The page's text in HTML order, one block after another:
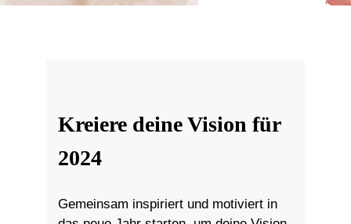
Kreiere deine Vision für
2024
Gemeinsam inspiriert und motiviert in